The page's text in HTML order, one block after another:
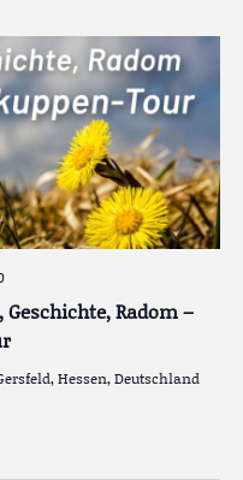
Radom –
Hessen, Deutschland